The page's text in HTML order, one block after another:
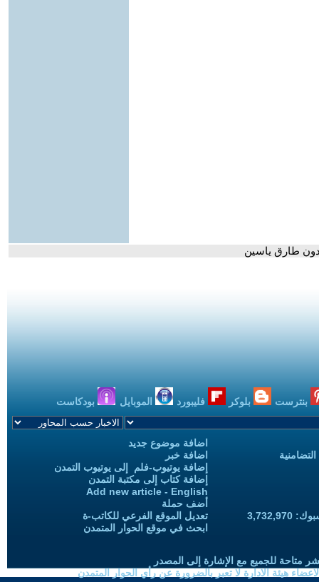
بنترست بلوكر فليبورد الموبايل بودكاست
اضافة موضوع جديد
اضافة خبر
إضافة يوتيوب-فلم إلى يوتيوب التمدن
إضافة كتاب إلى مكتبة التمدن
Add new article - English
أضف حملة
تعديل الموقع الفرعي للكاتب-ة
ابحث في موقع الحوار المتمدن
متاحة للجميع مع الإشارة إلى المصدر
هيئة الادارة لا تعبر بالضرورة عن رأي الحوار المتمدن